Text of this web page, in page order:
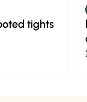
tights